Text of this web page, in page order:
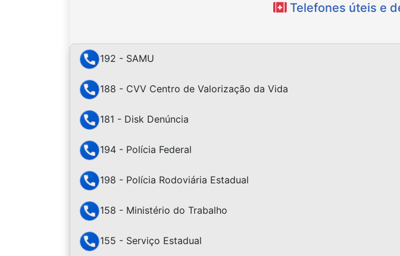
Telefones úteis e
192 - SAMU
188 - CVV Centro de Valorização da Vida
181 - Disk Denúncia
194 - Polícia Federal
198 - Polícia Rodoviária Estadual
158 - Ministério do Trabalho
155 - Serviço Estadual